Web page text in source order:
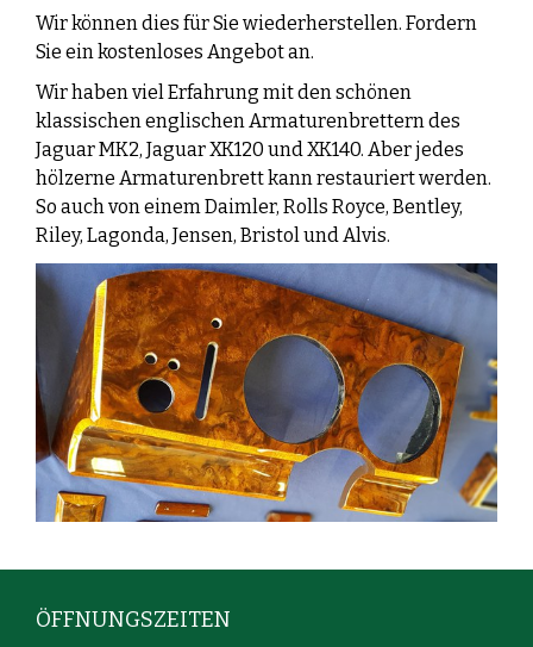
Wir können dies für Sie wiederherstellen. Fordern
Sie ein kostenloses Angebot an.
Wir haben viel Erfahrung mit den schönen
klassischen englischen Armaturenbrettern des
Jaguar MK2, Jaguar XK120 und XK140. Aber jedes
hölzerne Armaturenbrett kann restauriert werden.
So auch von einem Daimler, Rolls Royce, Bentley,
Riley, Lagonda, Jensen, Bristol und Alvis.
ÖFFNUNGSZEITEN